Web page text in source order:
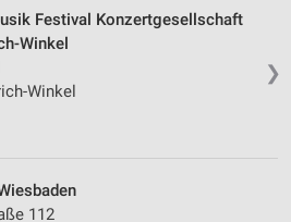
❯
Festival Konzertgesellschaft
Winkel
Winkel
112